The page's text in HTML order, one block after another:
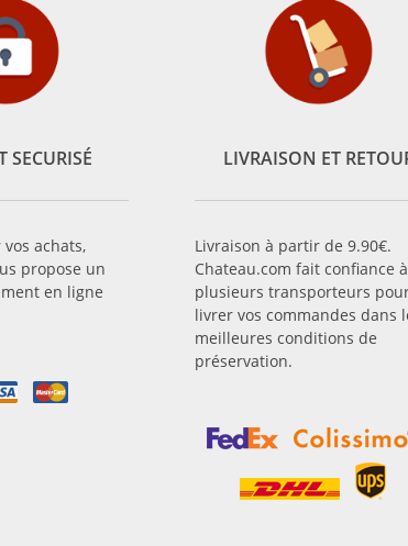
SECURISÉ
achats,
propose un
en ligne
LIVRAISON ET
Livraison à partir de 9.90€.
Chateau.com fait confiance à
plusieurs transporteurs
livrer vos commandes dans
meilleures conditions de
préservation.